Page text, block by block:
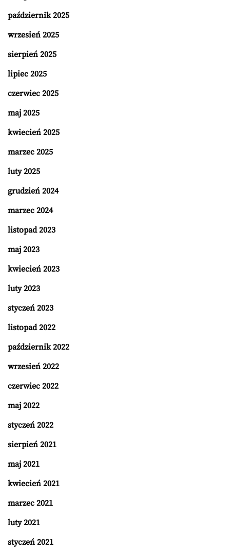
październik 2025
wrzesień 2025
sierpień 2025
lipiec 2025
czerwiec 2025
maj 2025
kwiecień 2025
marzec 2025
luty 2025
grudzień 2024
marzec 2024
listopad 2023
maj 2023
kwiecień 2023
luty 2023
styczeń 2023
listopad 2022
październik 2022
wrzesień 2022
czerwiec 2022
maj 2022
styczeń 2022
sierpień 2021
maj 2021
kwiecień 2021
marzec 2021
luty 2021
styczeń 2021